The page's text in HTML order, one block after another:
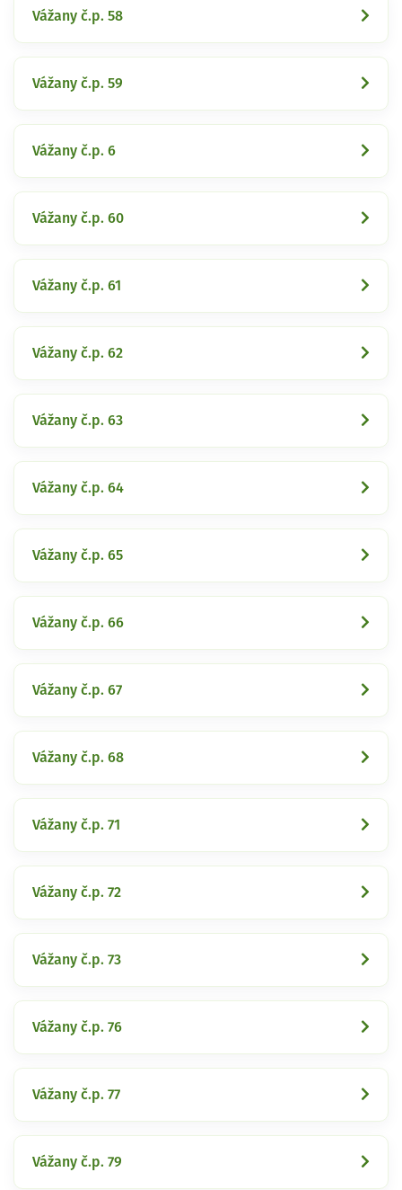
Vážany č.p. 58
Vážany č.p. 59
Vážany č.p. 6
Vážany č.p. 60
Vážany č.p. 61
Vážany č.p. 62
Vážany č.p. 63
Vážany č.p. 64
Vážany č.p. 65
Vážany č.p. 66
Vážany č.p. 67
Vážany č.p. 68
Vážany č.p. 71
Vážany č.p. 72
Vážany č.p. 73
Vážany č.p. 76
Vážany č.p. 77
Vážany č.p. 79